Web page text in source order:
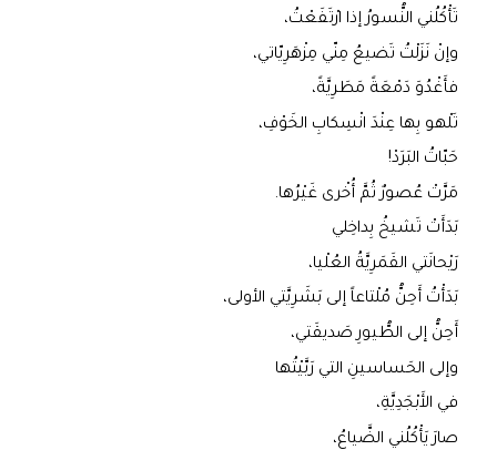
تَأْكُلُني النُّسورُ إذا ارْتَفَعْتُ،
وإنْ نَزَلْتُ تَضيعُ مِنّي مِزْهَرِيّاتي،
فأَغْدُوَ دَمْعَةً مَطَرِيَّةً،
تَلْهو بِها عِنْدَ انْسِكابِ الخَوْفِ،
حَبّاتُ البَرَدْ!
مَرَّتْ عُصورٌ ثُمَّ أُخْرى غَيْرُها.
بَدَأَتْ تَشيخُ بِداخِلي
رَيْحانَتي القَمَرِيَّةُ العُلْيا،
بَدَأْتُ أَحِنُّ مُلْتاعاً إلى بَشَرِيَّتي الأولى،
أَحِنُّ إلى الطُّيورِ صَديقَتي،
وإلى الحَساسينِ التي رَبَّيْتُها
في الأَبْجَدِيَّةِ،
صارَ يَأْكُلُني الضَّياعُ،